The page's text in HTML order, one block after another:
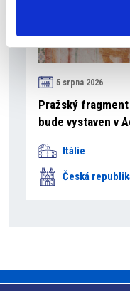
5 srpna 2026
Pražský
bude vystaven v
Itálie
Česká